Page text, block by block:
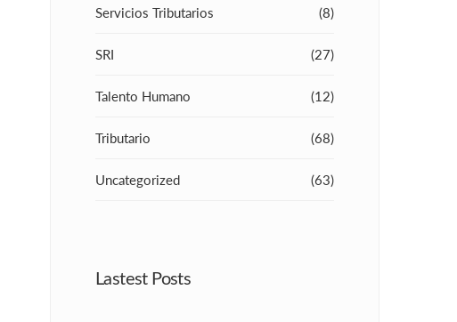
Servicios Tributarios (8)
SRI (27)
Talento Humano (12)
Tributario (68)
Uncategorized (63)
Lastest Posts